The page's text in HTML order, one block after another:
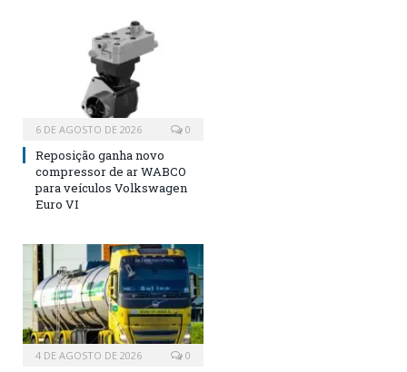
6 DE AGOSTO DE 2026 0
Reposição ganha novo
compressor de ar WABCO
para veículos Volkswagen
Euro VI
4 DE AGOSTO DE 2026 0